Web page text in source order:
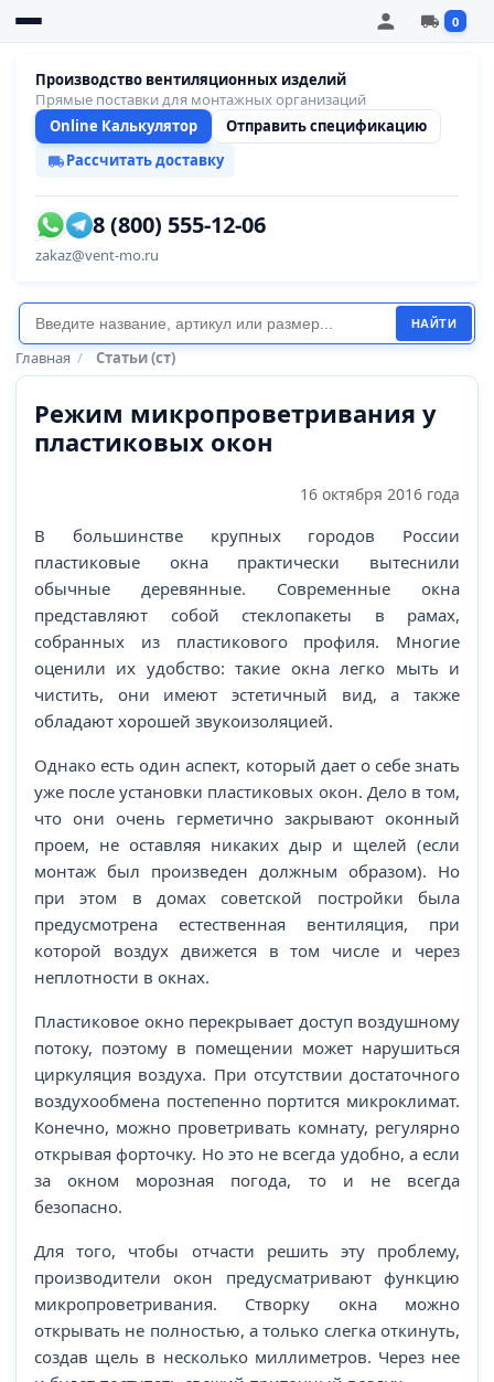
0
Производство вентиляционных изделий
Прямые поставки для монтажных организаций
Online Калькулятор
Отправить спецификацию
Рассчитать доставку
8 (800) 555-12-06
zakaz@vent-mo.ru
НАЙТИ
Главная / Статьи (ст)
Режим микропроветривания у
пластиковых окон
16 октября 2016 года
В большинстве крупных городов России
пластиковые окна практически вытеснили
обычные деревянные. Современные окна
представляют собой стеклопакеты в рамах,
собранных из пластикового профиля. Многие
оценили их удобство: такие окна легко мыть и
чистить, они имеют эстетичный вид, а также
обладают хорошей звукоизоляцией.
Однако есть один аспект, который дает о себе знать
уже после установки пластиковых окон. Дело в том,
что они очень герметично закрывают оконный
проем, не оставляя никаких дыр и щелей (если
монтаж был произведен должным образом). Но
при этом в домах советской постройки была
предусмотрена естественная вентиляция, при
которой воздух движется в том числе и через
неплотности в окнах.
Пластиковое окно перекрывает доступ воздушному
потоку, поэтому в помещении может нарушиться
циркуляция воздуха. При отсутствии достаточного
воздухообмена постепенно портится микроклимат.
Конечно, можно проветривать комнату, регулярно
открывая форточку. Но это не всегда удобно, а если
за окном морозная погода, то и не всегда
безопасно.
Для того, чтобы отчасти решить эту проблему,
производители окон предусматривают функцию
микропроветривания. Створку окна можно
открывать не полностью, а только слегка откинуть,
создав щель в несколько миллиметров. Через нее